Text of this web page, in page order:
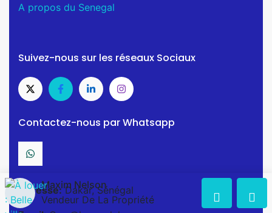
A propos du Senegal
Suivez-nous sur les réseaux Sociaux
Contactez-nous par Whatsapp
Adresse:Dakar, Sénégal
Maxim Nelson
Vendeur De La Propriété